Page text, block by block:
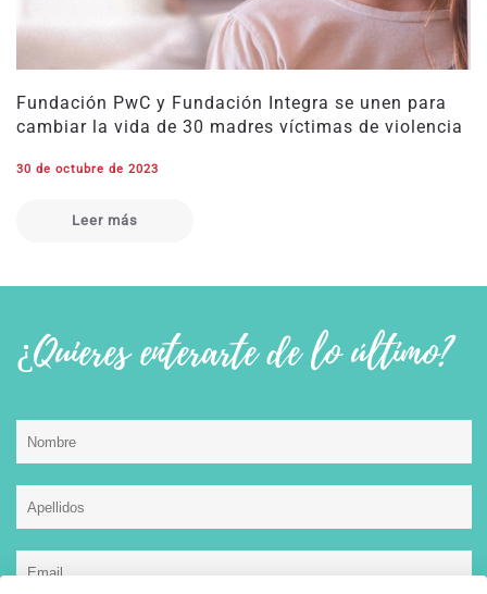
Fundación PwC y Fundación Integra se unen para
cambiar la vida de 30 madres víctimas de violencia
30 de octubre de 2023
Leer más
¿Quieres enterarte de lo último?